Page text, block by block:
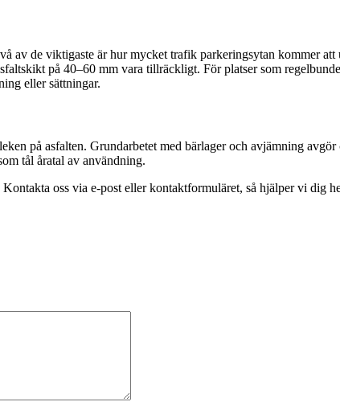
av de viktigaste är hur mycket trafik parkeringsytan kommer
på 40–60 mm vara tillräckligt. För platser som
eller sättningar.
på asfalten. Grundarbetet med bärlager och avjämning
tål åratal av användning.
oss via e-post eller kontaktformuläret, så hjälper vi